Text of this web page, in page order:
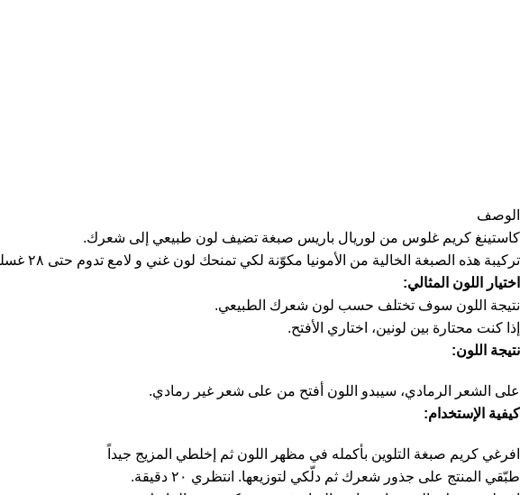
الوصف
كاستينغ كريم غلوس من لوريال باريس صبغة تضيف لون طبيعي إلى شعرك.
تركيبة هذه الصبغة الخالية من الأمونيا مكوّنة لكي تمنحك لون غني و لامع تدوم حتى ٢٨ غسلة.
اختيار اللون المثالي:
نتيجة اللون سوف تختلف حسب لون شعرك الطبيعي.
إذا كنت محتارة بين لونين، اختاري الأفتح.
نتيجة اللون:
على الشعر الرمادي، سيبدو اللون أفتح من على شعر غير رمادي.
كيفية الإستخدام:
افرغي كريم صبغة التلوين بأكمله في مظهر اللون ثم إخلطي المزيج جيداً
طبّقي المنتج على جذور شعرك ثم دلّكي لتوزيعها. انتظري ٢٠ دقيقة.